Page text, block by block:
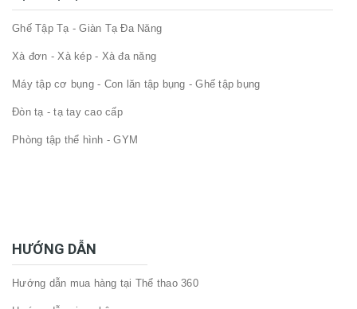
Ghế Tập Tạ - Giàn Tạ Đa Năng
Xà đơn - Xà kép - Xà đa năng
Máy tập cơ bụng - Con lăn tập bụng - Ghế tập bụng
Đòn tạ - tạ tay cao cấp
Phòng tập thể hình - GYM
HƯỚNG DẪN
Hướng dẫn mua hàng tại Thể thao 360